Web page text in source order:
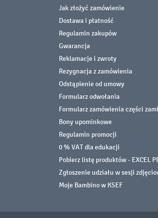
Jak złożyć zamówienie
Dostawa i płatność
Regulamin zakupów
Gwarancja
Reklamacje i zwroty
Rezygnacja z zamówienia
Odstąpienie od umowy
Formularz odwołania
Formularz zamówienia części
Bony upominkowe
Regulamin promocji
0 % VAT dla edukacji
Pobierz listę produktów - EXCEL
Zgłoszenie udziału w sesji
Moje Bambino w KSEF